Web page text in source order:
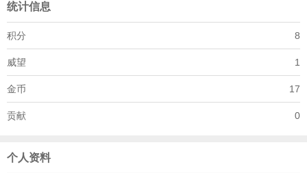
统计信息
积分 8
威望 1
金币 17
贡献 0
个人资料